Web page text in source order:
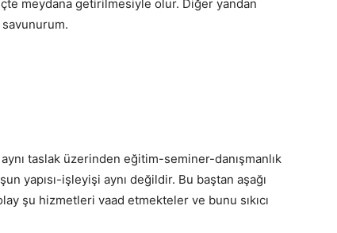
meydana getirilmesiyle olur. Diğer yandan
taslak üzerinden eğitim-seminer-danışmanlık
yapısı-işleyişi aynı değildir. Bu baştan aşağı
şu hizmetleri vaad etmekteler ve bunu sıkıcı